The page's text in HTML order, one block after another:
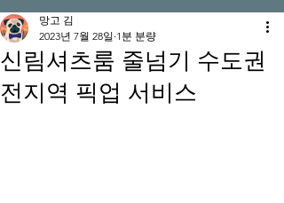
신림셔츠룸 줄넘기 수도권
전지역 픽업 서비스
망고 김
2023년 7월 28일 1분 분량